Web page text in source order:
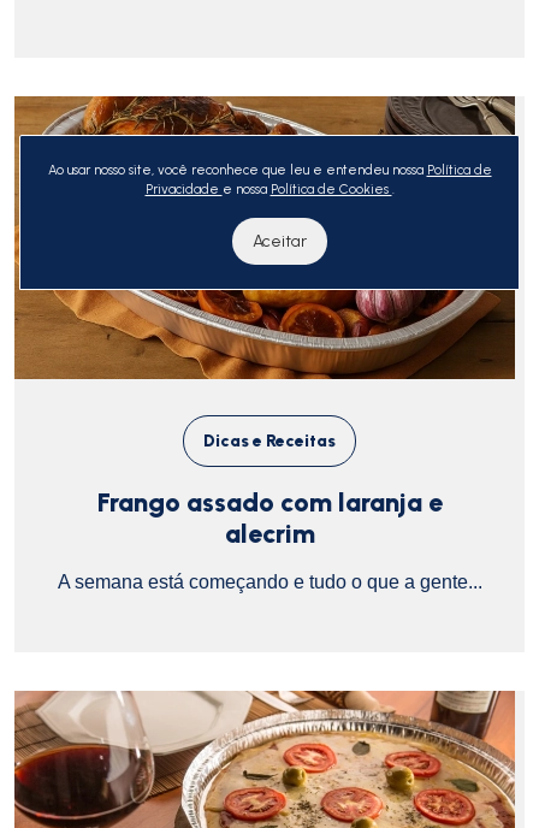
Dicas e Receitas
Frango assado com laranja e
alecrim
A semana está começando e tudo o que a gente...
Ao usar nosso site, você reconhece que leu e entendeu nossa Política de
Privacidade e nossa Política de Cookies .
Aceitar